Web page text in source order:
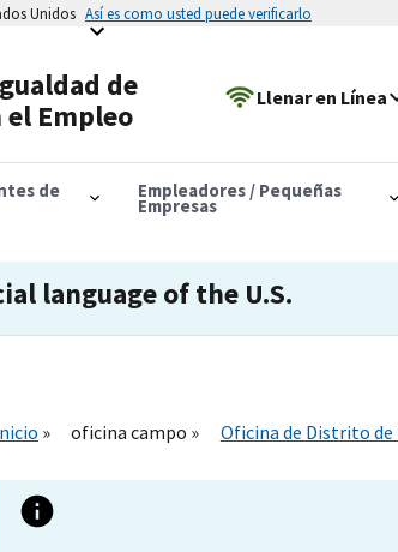
Unidos Así es como usted puede verificarlo
de
Empleo
Llenar en Línea
de Empleadores / Pequeñas
Empresas
language of the U.S.
oficina campo Oficina de Distrito de